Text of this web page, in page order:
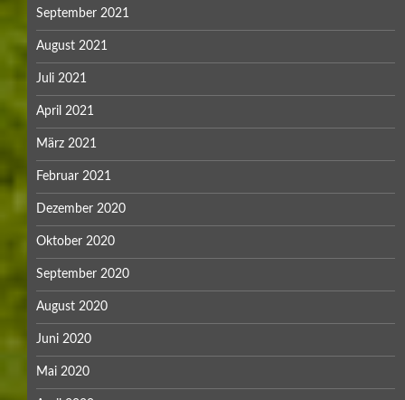
September 2021
August 2021
Juli 2021
April 2021
März 2021
Februar 2021
Dezember 2020
Oktober 2020
September 2020
August 2020
Juni 2020
Mai 2020